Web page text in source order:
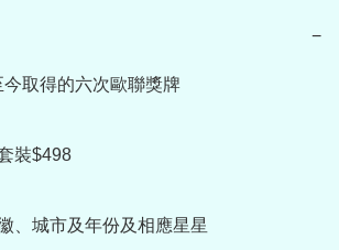
−
取得的六次歐聯獎牌
裝$498
、城市及年份及相應星星